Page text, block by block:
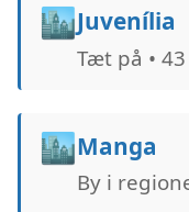
🏙️Juvenília
Tæt på •
🏙️Manga
By i